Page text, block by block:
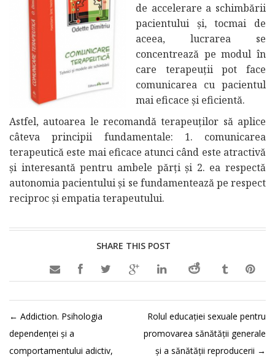
de accelerare a schimbării
pacientului și, tocmai de
aceea, lucrarea se
concentrează pe modul în
care terapeuții pot face
comunicarea cu pacientul
mai eficace și eficientă.
Astfel, autoarea le recomandă terapeuților să aplice
câteva principii fundamentale: 1. comunicarea
terapeutică este mai eficace atunci când este atractivă
și interesantă pentru ambele părți și 2. ea respectă
autonomia pacientului și se fundamentează pe respect
reciproc și empatia terapeutului.
SHARE THIS POST

← Addiction. Psihologia
dependenței și a
comportamentului adictiv,
Rolul educației sexuale pentru
promovarea sănătății generale
și a sănătății reproducerii →